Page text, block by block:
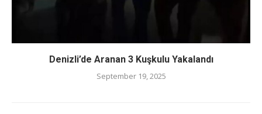
Denizli’de Aranan 3 Kuşkulu Yakalandı
September 19, 2025